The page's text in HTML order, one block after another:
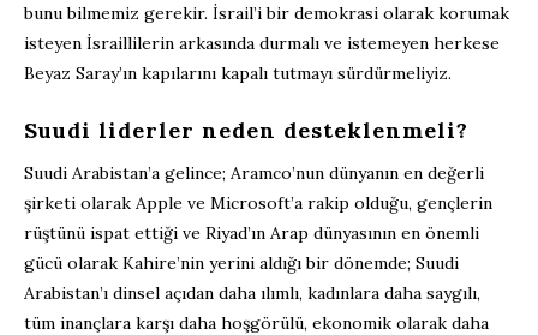
bunu bilmemiz gerekir. İsrail’i bir demokrasi olarak korumak
isteyen İsraillilerin arkasında durmalı ve istemeyen herkese
Beyaz Saray’ın kapılarını kapalı tutmayı sürdürmeliyiz.
Suudi liderler neden desteklenmeli?
Suudi Arabistan’a gelince; Aramco’nun dünyanın en değerli
şirketi olarak Apple ve Microsoft’a rakip olduğu, gençlerin
rüştünü ispat ettiği ve Riyad’ın Arap dünyasının en önemli
gücü olarak Kahire’nin yerini aldığı bir dönemde; Suudi
Arabistan’ı dinsel açıdan daha ılımlı, kadınlara daha saygılı,
tüm inançlara karşı daha hoşgörülü, ekonomik olarak daha